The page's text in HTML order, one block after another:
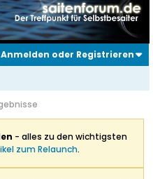
Anmelden oder Registrieren
- alles zu den wichtigsten
zum Relaunch.